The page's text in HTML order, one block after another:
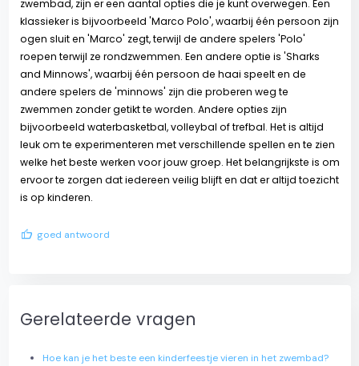
zwembad, zijn er een aantal opties die je kunt overwegen. Een
klassieker is bijvoorbeeld 'Marco Polo', waarbij één persoon zijn
ogen sluit en 'Marco' zegt, terwijl de andere spelers 'Polo'
roepen terwijl ze rondzwemmen. Een andere optie is 'Sharks
and Minnows', waarbij één persoon de haai speelt en de
andere spelers de 'minnows' zijn die proberen weg te
zwemmen zonder getikt te worden. Andere opties zijn
bijvoorbeeld waterbasketbal, volleybal of trefbal. Het is altijd
leuk om te experimenteren met verschillende spellen en te zien
welke het beste werken voor jouw groep. Het belangrijkste is om
ervoor te zorgen dat iedereen veilig blijft en dat er altijd toezicht
is op kinderen.
thumb_up goed antwoord
Gerelateerde vragen
Hoe kan je het beste een kinderfeestje vieren in het zwembad?